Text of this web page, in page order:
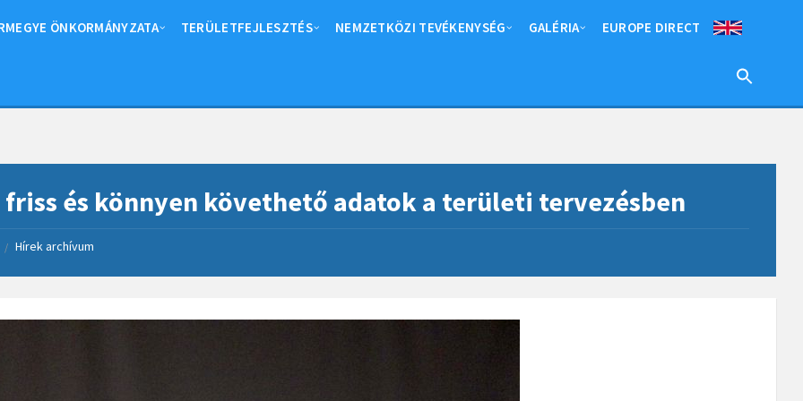
ÖNKORMÁNYZATA TERÜLETFEJLESZTÉS NEMZETKÖZI TEVÉKENYSÉG GALÉRIA EUROPE DIRECT
friss és könnyen követhető adatok a területi tervezésben
/ Hírek archívum